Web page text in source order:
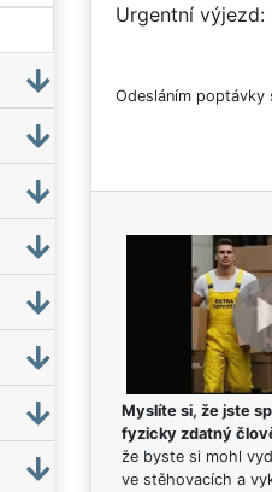
Urgentní výjezd
Odesláním poptávky
Myslíte si, že jste
fyzicky zdatný
že byste si mohl
ve stěhovacích a